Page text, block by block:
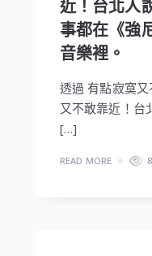
近！台北人
事都在《強
音樂裡。
透過 有點寂寞
又不敢靠近！台
[…]
READ MORE